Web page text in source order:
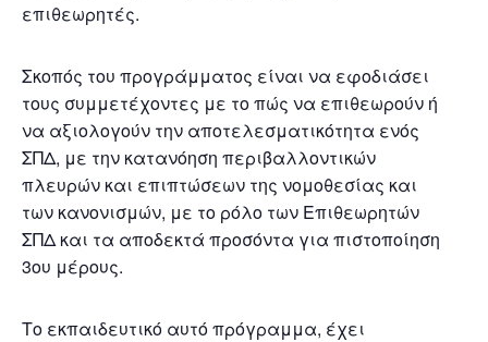
επιθεωρητές.
Σκοπός του προγράμματος είναι να εφοδιάσει
τους συμμετέχοντες με το πώς να επιθεωρούν ή
να αξιολογούν την αποτελεσματικότητα ενός
ΣΠΔ, με την κατανόηση περιβαλλοντικών
πλευρών και επιπτώσεων της νομοθεσίας και
των κανονισμών, με το ρόλο των Επιθεωρητών
ΣΠΔ και τα αποδεκτά προσόντα για πιστοποίηση
3ου μέρους.
Το εκπαιδευτικό αυτό πρόγραμμα, έχει